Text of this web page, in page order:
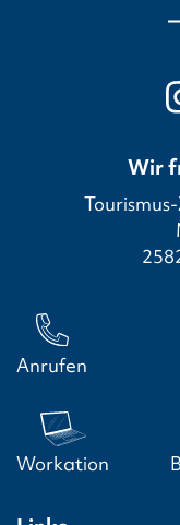
Wir
Anrufen
Workation